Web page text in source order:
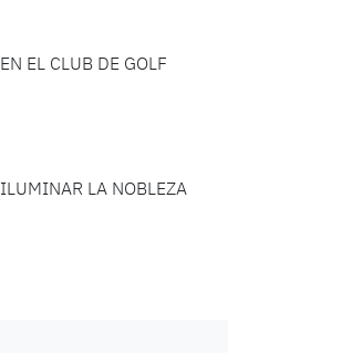
EN EL CLUB DE GOLF
ILUMINAR LA NOBLEZA